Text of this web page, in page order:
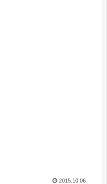
2015.10.06